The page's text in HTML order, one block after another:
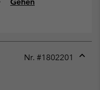
Nr. #1802201